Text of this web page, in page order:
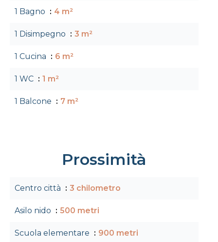
1 Bagno 4 m²
1 Disimpegno 3 m²
1 Cucina 6 m²
1 WC 1 m²
1 Balcone 7 m²
Prossimità
Centro città 3 chilometro
Asilo nido 500 metri
Scuola elementare 900 metri